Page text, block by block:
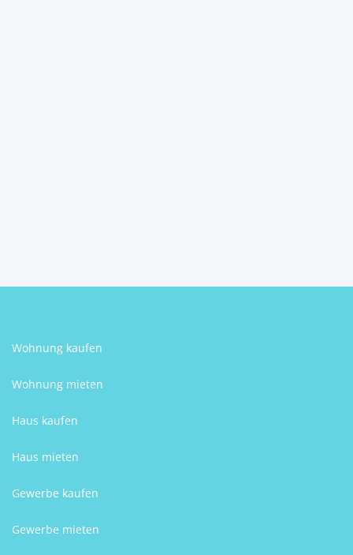
Wohnung kaufen
Wohnung mieten
Haus kaufen
Haus mieten
Gewerbe kaufen
Gewerbe mieten